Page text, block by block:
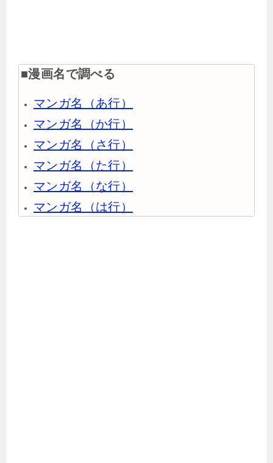
■漫画名で調べる
マンガ名（あ行）
マンガ名（か行）
マンガ名（さ行）
マンガ名（た行）
マンガ名（な行）
マンガ名（は行）